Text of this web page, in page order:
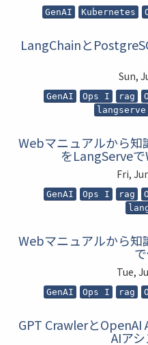
GenAI Kubernetes
LangChainと
Sun,
GenAI Ops I rag
langserve
Webマニュアルから知
をLangServe
Fri,
GenAI Ops I rag
Webマニュアルから知
Tue,
GenAI Ops I rag
GPT CrawlerとOpenAI
AIア